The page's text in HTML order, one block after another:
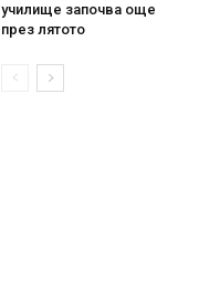
училище започва още
през лятото